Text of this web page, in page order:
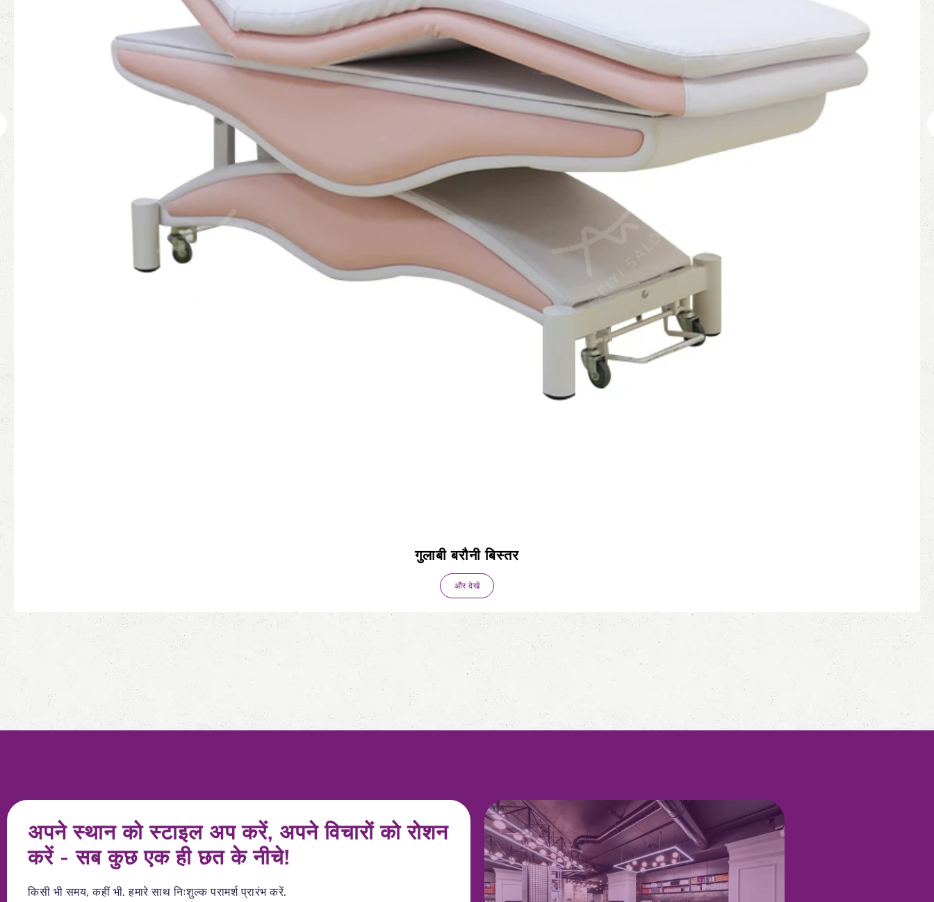
गुलाबी बरौनी बिस्तर
और देखें
अपने स्थान को स्टाइल अप करें, अपने विचारों को रोशन
करें - सब कुछ एक ही छत के नीचे!
किसी भी समय, कहीं भी. हमारे साथ निःशुल्क परामर्श प्रारंभ करें.